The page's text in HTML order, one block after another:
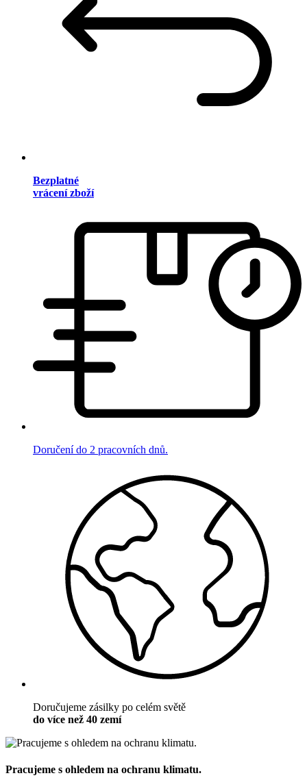
Bezplatné
vrácení zboží
Doručení do 2 pracovních dnů.
Doručujeme zásilky po celém světě
do více než 40 zemí
Pracujeme s ohledem na ochranu klimatu.